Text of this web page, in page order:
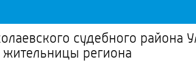
судебного района
региона